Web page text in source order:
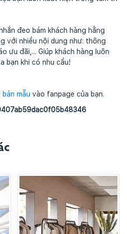
đeo bám khách hàng hằng
với nhiều nội dung như: thông
ưu đãi,... Giúp khách hàng luôn
bạn khi có nhu cầu!
mẫu vào fanpage của bạn.